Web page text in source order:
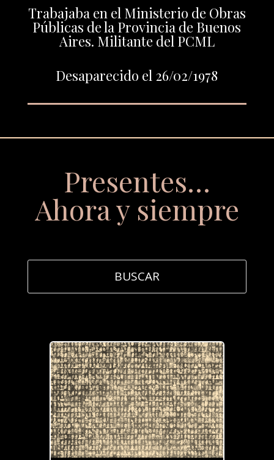
Trabajaba en el Ministerio de Obras
Públicas de la Provincia de Buenos
Aires. Militante del PCML
Desaparecido el 26/02/1978
Presentes…
Ahora y siempre